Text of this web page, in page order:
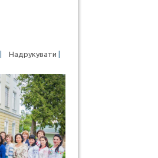
Надрукувати